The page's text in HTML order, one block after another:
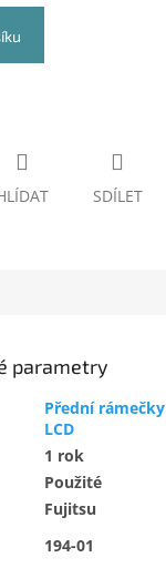
SDÍLET
parametry
Přední rámečky
LCD
1 rok
Použité
Fujitsu
194-01